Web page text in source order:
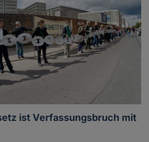
ist Verfassungsbruch mit